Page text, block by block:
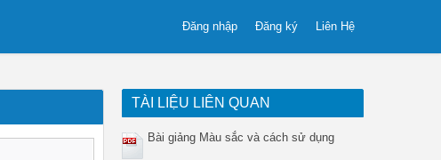
Liên Hệ
Đăng ký
Đăng nhập
TÀI LIỆU LIÊN QUAN
Bài giảng Màu sắc và cách sử dụng